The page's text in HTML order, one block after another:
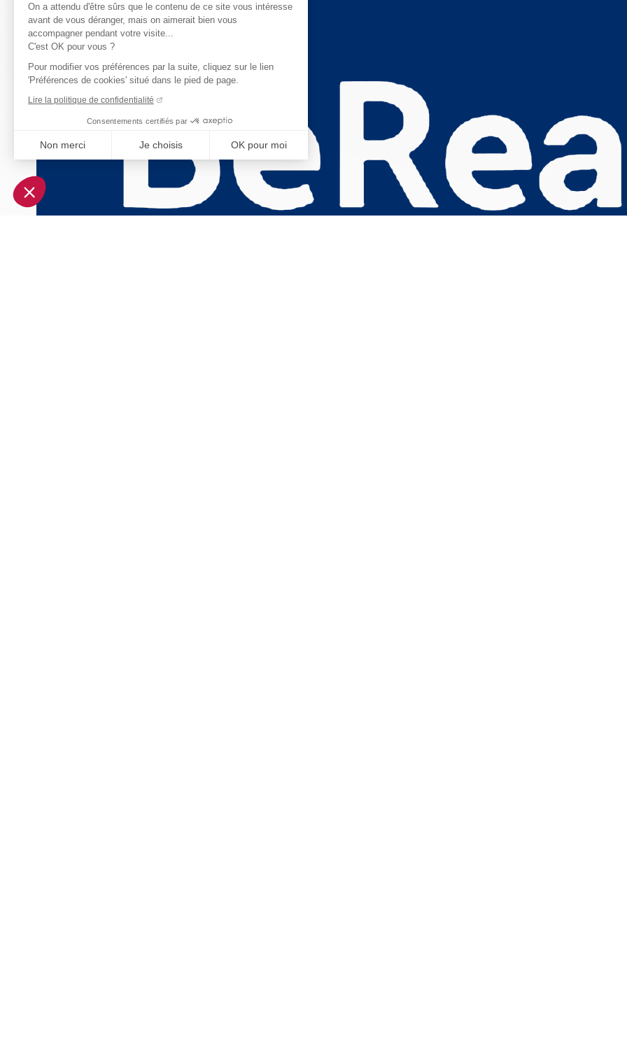
On a attendu d'être sûrs que le contenu de ce site vous intéresse
avant de vous déranger, mais on aimerait bien vous
accompagner pendant votre visite...
C'est OK pour vous ?
Pour modifier vos préférences par la suite, cliquez sur le lien
'Préférences de cookies' situé dans le pied de page.
Lire la politique de confidentialité
Consentements certifiés par
Non merci Je choisis OK pour moi
Plateforme de Gestion du Consentement : Personnalisez vos Options
Notre plateforme vous permet d'adapter et de gérer vos paramètres de confidentialité, en garantissant la conformité avec